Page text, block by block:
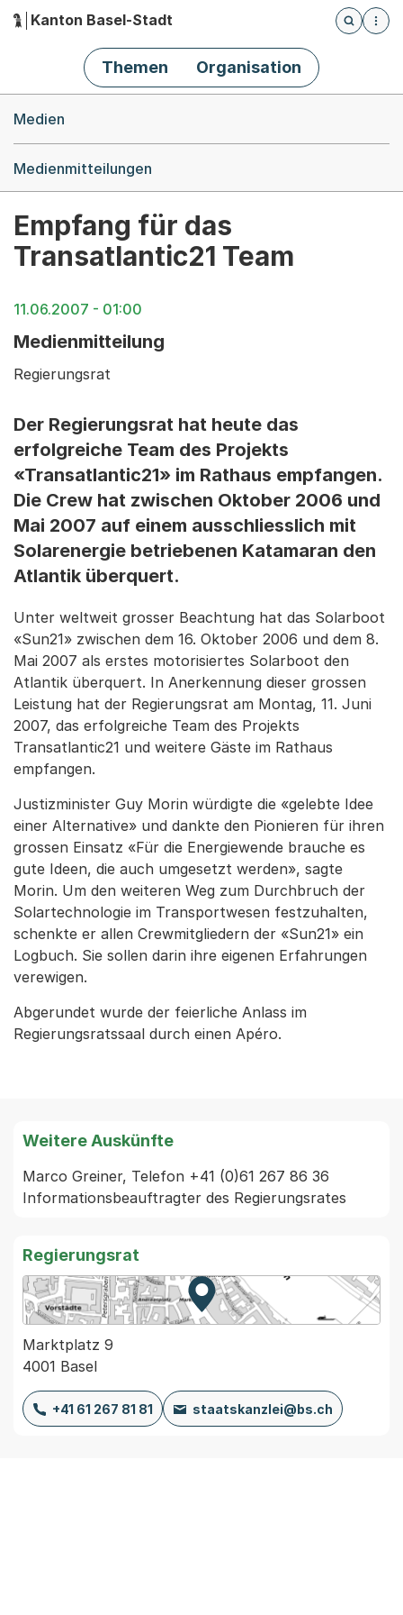
Hauptnavigation
Kanton Basel-Stadt
Öffnet
Themen Organisation
Medien
Medienmitteilungen
Empfang für das
Transatlantic21 Team
11.06.2007 - 01:00
Medienmitteilung
Regierungsrat
Der Regierungsrat hat heute das
erfolgreiche Team des Projekts
«Transatlantic21» im Rathaus empfangen.
Die Crew hat zwischen Oktober 2006 und
Mai 2007 auf einem ausschliesslich mit
Solarenergie betriebenen Katamaran den
Atlantik überquert.
Unter weltweit grosser Beachtung hat das Solarboot
«Sun21» zwischen dem 16. Oktober 2006 und dem 8.
Mai 2007 als erstes motorisiertes Solarboot den
Atlantik überquert. In Anerkennung dieser grossen
Leistung hat der Regierungsrat am Montag, 11. Juni
2007, das erfolgreiche Team des Projekts
Transatlantic21 und weitere Gäste im Rathaus
empfangen.
Justizminister Guy Morin würdigte die «gelebte Idee
einer Alternative» und dankte den Pionieren für ihren
grossen Einsatz «Für die Energiewende brauche es
gute Ideen, die auch umgesetzt werden», sagte
Morin. Um den weiteren Weg zum Durchbruch der
Solartechnologie im Transportwesen festzuhalten,
schenkte er allen Crewmitgliedern der «Sun21» ein
Logbuch. Sie sollen darin ihre eigenen Erfahrungen
verewigen.
Abgerundet wurde der feierliche Anlass im
Regierungsratssaal durch einen Apéro.
Weitere Auskünfte
Marco Greiner, Telefon +41 (0)61 267 86 36
Informationsbeauftragter des Regierungsrates
Regierungsrat
Zur Karte von MapBS.
Externer Link, wird in einem
Marktplatz 9
4001 Basel
+41 61 267 81 81 staatskanzlei@bs.ch